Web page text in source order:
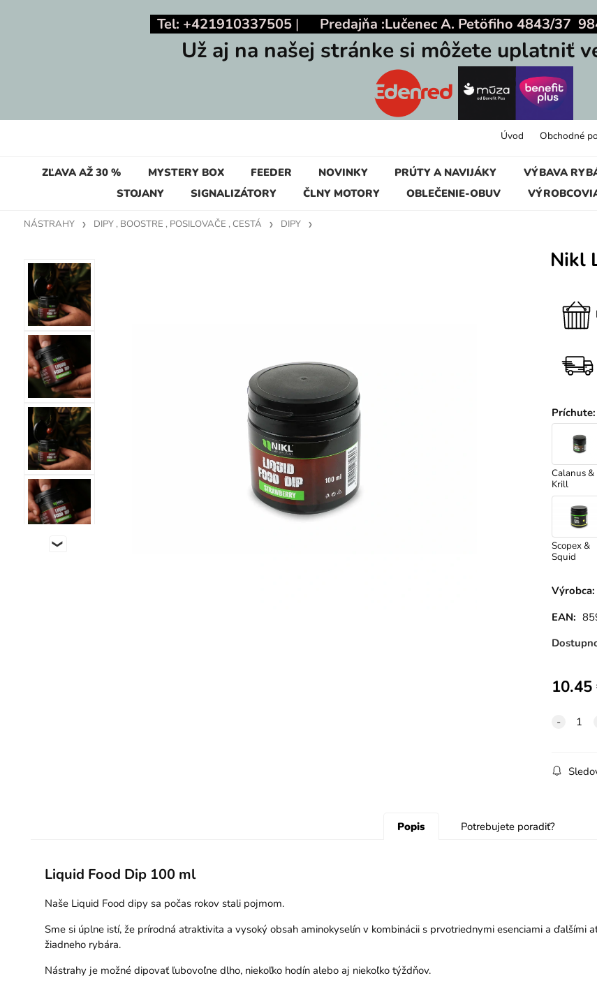
Tel: +421910337505 | Predajňa :Lučenec A. Petöfiho 4843/37
Už aj na našej stránke si môžete uplatniť
ZĽAVA AŽ 30 % MYSTERY BOX FEEDER NOVINKY PRÚTY A NAVIJÁKY VÝBAVA
STOJANY
SIGNALIZÁTORY ČLNY MOTORY OBLEČENIE-OBUV
Úvod Obchodné
NÁSTRAHY DIPY , BOOSTRE , POSILOVAČE , CESTÁ DIPY
Nikl
Príchute:
Calanus &
Krill
Scopex &
Squid
Výrobca:
EAN:
10.45
Popis Potrebujete poradiť?
Liquid Food Dip 100 ml
Naše Liquid Food dipy sa počas rokov stali pojmom.
Sme si úplne istí, že prírodná atraktivita a vysoký obsah aminokyselín v kombinácii s prvotriednymi esenciami a ďalšími
žiadneho rybára.
Nástrahy je možné dipovať ľubovoľne dlho, niekoľko hodín alebo aj niekoľko týždňov.